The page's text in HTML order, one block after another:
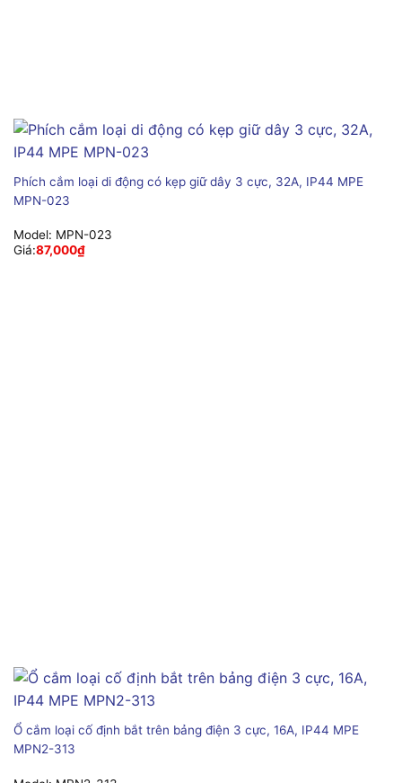
Phích cắm loại di động có kẹp giữ dây 3 cực, 32A, IP44 MPE
MPN-023
Model: MPN-023
Giá:87,000₫
Ổ cắm loại cố định bắt trên bảng điện 3 cực, 16A, IP44 MPE
MPN2-313